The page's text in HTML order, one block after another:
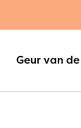
Geur van